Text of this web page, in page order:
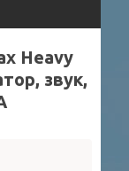
Heavy
звук,